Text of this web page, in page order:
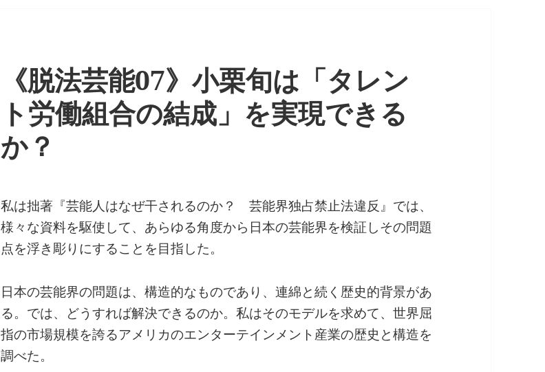
《脱法芸能07》小栗旬は「タレン
ト労働組合の結成」を実現できる
か？
私は拙著『芸能人はなぜ干されるのか？ 芸能界独占禁止法違反』では、
様々な資料を駆使して、あらゆる角度から日本の芸能界を検証しその問題
点を浮き彫りにすることを目指した。
日本の芸能界の問題は、構造的なものであり、連綿と続く歴史的背景があ
る。では、どうすれば解決できるのか。私はそのモデルを求めて、世界屈
指の市場規模を誇るアメリカのエンターテインメント産業の歴史と構造を
調べた。